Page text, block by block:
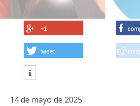
+1
tweet
14 de mayo de 2025